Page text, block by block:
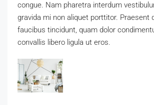
congue. Nam pharetra interdum
gravida mi non aliquet porttitor. Praesent
faucibus tincidunt, quam dolor
convallis libero ligula ut eros.